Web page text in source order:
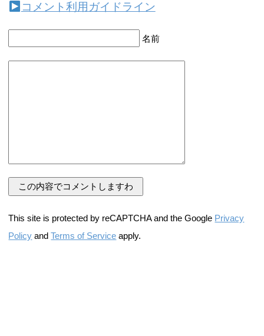
コメント利用ガイドライン
名前
This site is protected by reCAPTCHA and the Google Privacy
Policy andTerms of Service apply.